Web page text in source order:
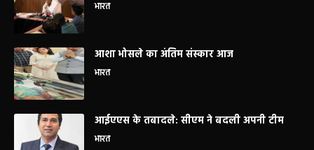
भारत
आशा भोसले का अंतिम संस्कार आज
भारत
आईएएस के तबादले: सीएम ने बदली अपनी टीम
भारत